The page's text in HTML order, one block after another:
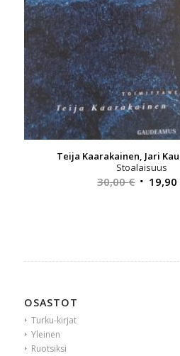
Teija Kaarakainen, Jari
Stoalaisuus
30,00€ 19,90
OSASTOT
Turku-kirjat
Yleinen
Ruotsiksi